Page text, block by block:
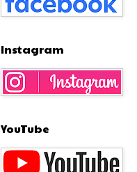
Instagram
YouTube